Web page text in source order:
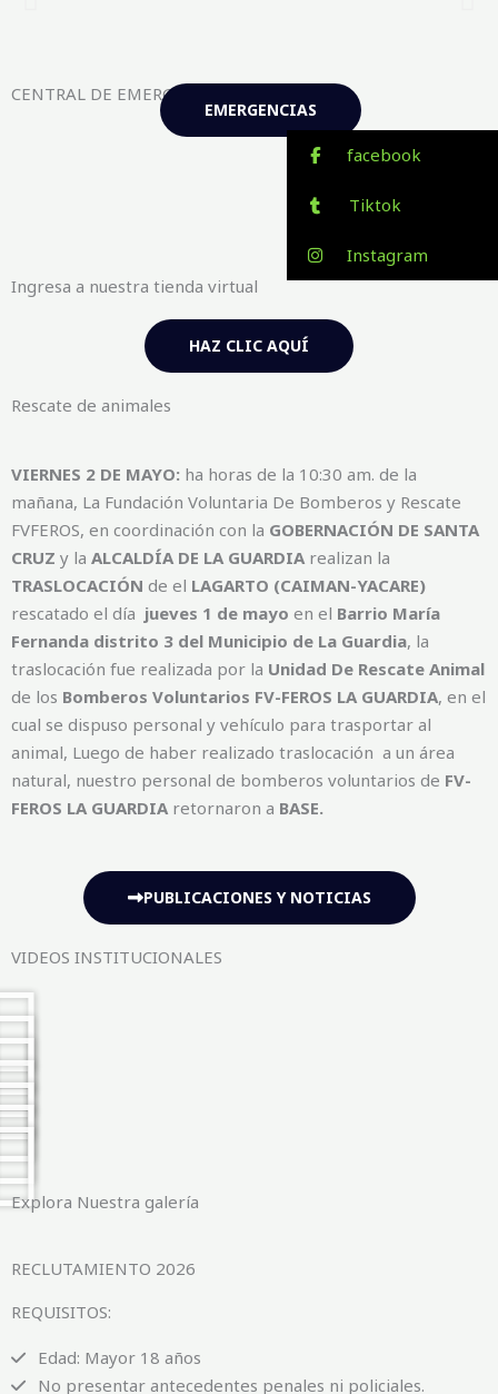
CENTRAL DE EMERGENCIAS FV-FEROS
EMERGENCIAS
Ingresa a nuestra tienda virtual
HAZ CLIC AQUÍ
Rescate de animales
VIERNES 2 DE MAYO: ha horas de la 10:30 am. de la
mañana, La Fundación Voluntaria De Bomberos y Rescate
FVFEROS, en coordinación con la GOBERNACIÓN DE SANTA
CRUZ y la ALCALDÍA DE LA GUARDIA realizan la
TRASLOCACIÓN de el LAGARTO (CAIMAN-YACARE)
rescatado el día jueves 1 de mayo en el Barrio María
Fernanda distrito 3 del Municipio de La Guardia, la
traslocación fue realizada por la Unidad De Rescate Animal
de los Bomberos Voluntarios FV-FEROS LA GUARDIA, en el
cual se dispuso personal y vehículo para trasportar al
animal, Luego de haber realizado traslocación a un área
natural, nuestro personal de bomberos voluntarios de FV-
FEROS LA GUARDIA retornaron a BASE.
PUBLICACIONES Y NOTICIAS
VIDEOS INSTITUCIONALES
Explora Nuestra galería
RECLUTAMIENTO 2026
REQUISITOS:
Edad: Mayor 18 años
No presentar antecedentes penales ni policiales.
facebook
Tiktok
Instagram